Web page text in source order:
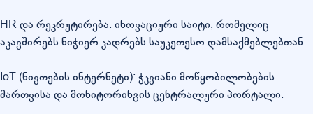
HR და რეკრუტირება: ინოვაციური საიტი, რომელიც
აკავშირებს ნიჭიერ კადრებს საუკეთესო დამსაქმებლებთან.
IoT (ნივთების ინტერნეტი): ჭკვიანი მოწყობილობების
მართვისა და მონიტორინგის ცენტრალური პორტალი.